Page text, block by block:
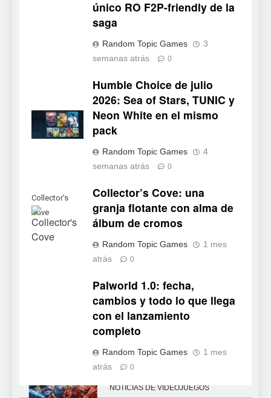
único RO F2P-friendly de la
saga
Random Topic Games
3
semanas atrás
0
Humble Choice de julio
2026: Sea of Stars, TUNIC y
Neon White en el mismo
pack
Random Topic Games
4
semanas atrás
0
Collector's
Cove
Collector’s Cove: una
granja flotante con alma de
álbum de cromos
Random Topic Games
1 mes
atrás
0
Palworld 1.0: fecha,
cambios y todo lo que llega
con el lanzamiento
completo
Random Topic Games
1 mes
atrás
0
su primer CCG digital para PC
y móviles
Onimusha: Way of the Sword
ya tiene fecha: Capcom lanza
NOTICIAS DE VIDEOJUEGOS
No Rest for the Wicked
confirma su versión 1.0 para
octubre en PS5 y PC
NOTICIAS DE VIDEOJUEGOS
el espectáculo de la
conducción acrobática a PS5,
Xbox Series X|S y PC
NOTICIAS DE VIDEOJUEGOS
Ragnarok Origin: Classic ya
está disponible, y es el único
RO F2P-friendly de la saga
NOTICIAS DE VIDEOJUEGOS